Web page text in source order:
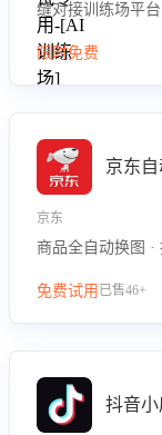
缝对接训练场平
售后处理等全场
间，助力企业快
限时免费
京东
京东
商品全自动换图 ·
免费试用 已售46+
抖音